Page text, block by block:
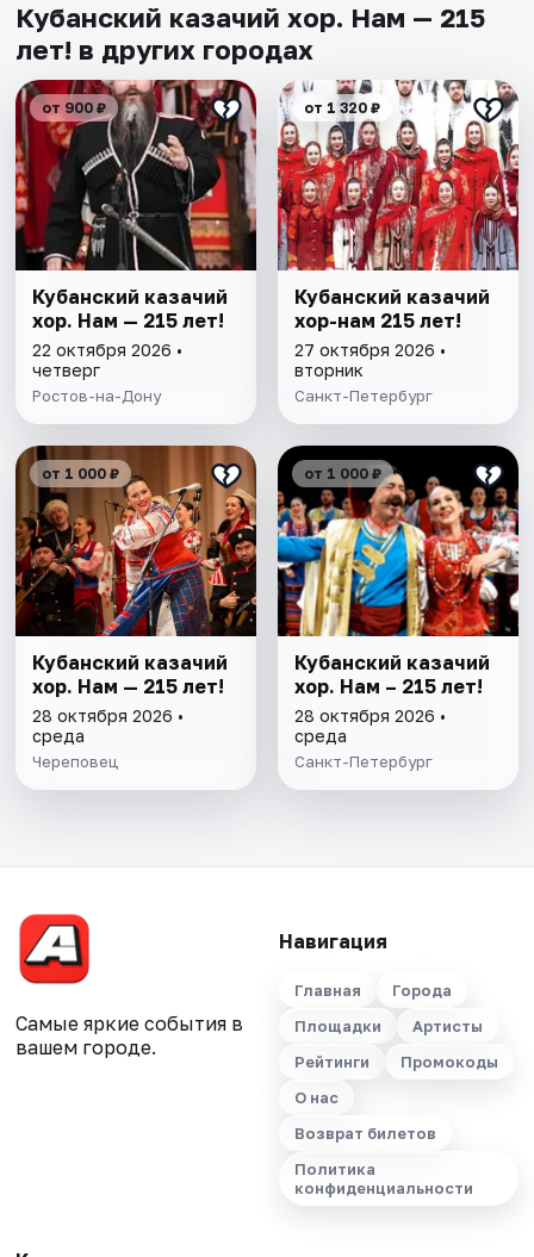
Кубанский казачий хор. Нам — 215
лет! в других городах
от 900 ₽
Кубанский казачий
хор. Нам — 215 лет!
22 октября 2026 •
четверг
Ростов-на-Дону
от 1 320 ₽
Кубанский казачий
хор-нам 215 лет!
27 октября 2026 •
вторник
Санкт-Петербург
от 1 000 ₽
Кубанский казачий
хор. Нам — 215 лет!
28 октября 2026 •
среда
Череповец
от 1 000 ₽
Кубанский казачий
хор. Нам – 215 лет!
28 октября 2026 •
среда
Санкт-Петербург
Самые яркие события в
вашем городе.
Навигация
Главная
Города
Площадки
Артисты
Рейтинги
Промокоды
О нас
Возврат билетов
Политика
конфиденциальности